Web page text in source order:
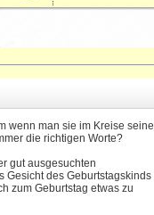
wenn man sie im Kreise
die richtigen Worte?
gut ausgesuchten
Gesicht des Geburtstagskinds
zum Geburtstag etwas zu